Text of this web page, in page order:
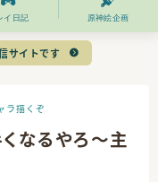
イ日記 原神絵企画
サイトです
ラ描くぞ
なるやろ～主